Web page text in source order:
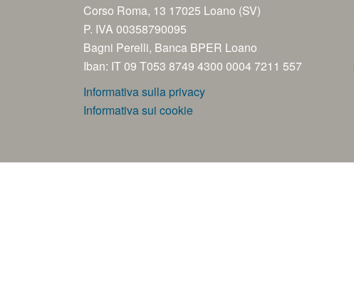
Corso Roma, 13 17025 Loano (SV)
P. IVA 00358790095
Bagni Perelli, Banca BPER Loano
Iban: IT 09 T053 8749 4300 0004 7211 557
Informativa sulla privacy
Informativa sui cookie